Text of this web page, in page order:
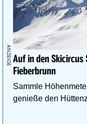
Auf in den Skicircus
Fieberbrunn
Sammle
genieße den